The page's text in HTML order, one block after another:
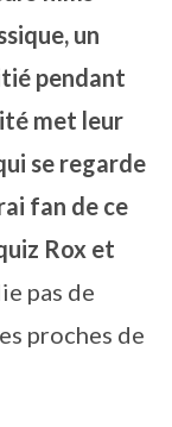
un
pendant
met leur
se regarde
fan de ce
Rox et
pas de
proches de